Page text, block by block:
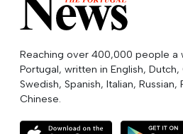
Reaching over 400,000 people a
Portugal, written in English,
Swedish, Spanish, Italian, Russian,
Chinese.